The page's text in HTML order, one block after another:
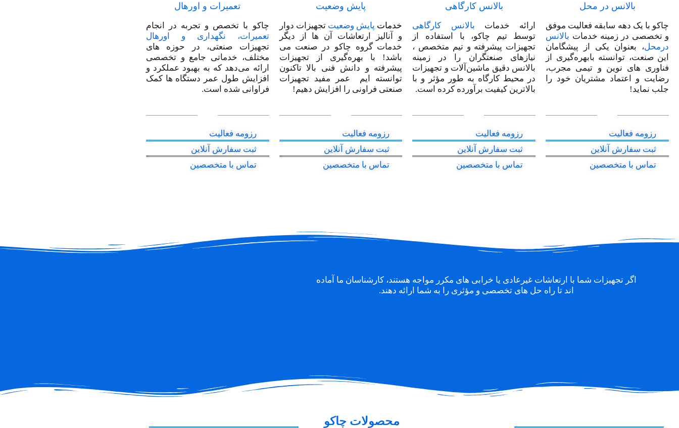
بالانس در محل
چاکو با یک دهه سابقه‌ فعالیت موفق
و تخصصی در زمینه خدمات بالانس
درمحل، بعنوان یکی از پیشگامان
این صنعت، توانسته بابهره‌گیری از
فناوری های نوین و تیمی مجرب،
رضایت و اعتماد مشتریان خود را
جلب نماید!
رزومه فعالیت
ثبت سفارش آنلاین
تماس با متخصصین
بالانس کارگاهی
ارائه خدمات بالانس کارگاهی
توسط تیم چاکو، با استفاده از
تجهیزات پیشرفته و تیم متخصص ،
نیازهای صنعتگران را در زمینه
بالانس دقیق ماشین‌آلات و تجهیزات
در محیط کارگاه به طور مؤثر و با
بالاترین کیفیت برآورده کرده است.
رزومه فعالیت
ثبت سفارش آنلاین
تماس با متخصصین
پایش وضعیت
خدمات پایش وضعیت تجهیزات دوار
و آنالیز ارتعاشات آن ها از دیگر
خدمات گروه چاکو در صنعت می
باشد! با بهره‌گیری از تجهیزات
پیشرفته و دانش فنی بالا تاکنون
توانسته ایم عمر مفید تجهیزات
صنعتی فراونی را افزایش دهیم!
رزومه فعالیت
ثبت سفارش آنلاین
تماس با متخصصین
تعمیرات و اورهال
چاکو با تخصص و تجربه در انجام
تعمیرات، نگهداری و اورهال
تجهیزات صنعتی، در حوزه های
مختلف، خدماتی جامع و تخصصی
ارائه می‌دهد که به بهبود عملکرد و
افزایش طول عمر دستگاه ها کمک
فراوانی شده است.
رزومه فعالیت
ثبت سفارش آنلاین
تماس با متخصصین
اگر تجهیزات شما با ارتعاشات غیرعادی یا خرابی های مکرر مواجه هستند، کارشناسان ما آماده
اند تا راه حل های تخصصی و مؤثری را به شما ارائه دهند.
محصولات چاکو